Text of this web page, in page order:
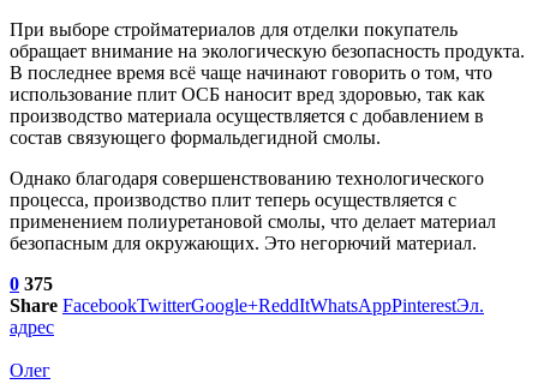
При выборе стройматериалов для отделки покупатель
обращает внимание на экологическую безопасность продукта.
В последнее время всё чаще начинают говорить о том, что
использование плит ОСБ наносит вред здоровью, так как
производство материала осуществляется с добавлением в
состав связующего формальдегидной смолы.
Однако благодаря совершенствованию технологического
процесса, производство плит теперь осуществляется с
применением полиуретановой смолы, что делает материал
безопасным для окружающих. Это негорючий материал.
0 375
Share FacebookTwitterGoogle+ReddItWhatsAppPinterestЭл.
адрес
Олег